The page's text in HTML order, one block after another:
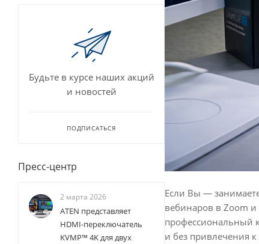
Если Вы —
вебинаров в Zoom
профессиональный
и без привлечения
Будьте в курсе наших акций
и новостей
ПОДПИСАТЬСЯ
Пресс-центр
2 марта 2026
ATEN представляет
HDMI-переключатель
KVMP™ 4K для двух